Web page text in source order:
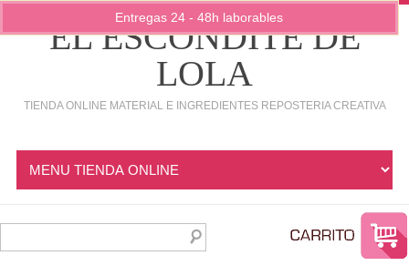
EL ESCONDITE DE
LOLA
TIENDA ONLINE MATERIAL E INGREDIENTES REPOSTERIA CREATIVA
Entregas 24 - 48h laborables